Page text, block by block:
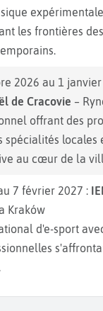
les frontières
2026 au 1
de Cracovie –
offrant des
spécialités locales
au cœur de la
7 février 2027 :
Kraków
d'e-sport